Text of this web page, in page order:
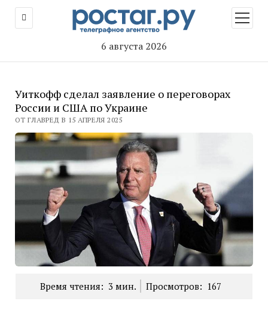
6 августа 2026
меню
Уиткофф сделал заявление о переговорах
России и США по Украине
ОТ ГЛАВРЕД В 15 АПРЕЛЯ 2025
Время чтения: 3 мин. Просмотров: 167